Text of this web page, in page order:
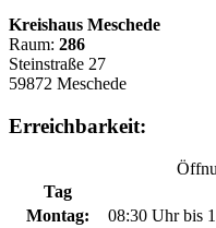
Kreishaus Meschede
Raum: 286
Steinstraße 27
59872 Meschede
Erreichbarkeit:
Tag
Montag:
08:30 Uhr bis